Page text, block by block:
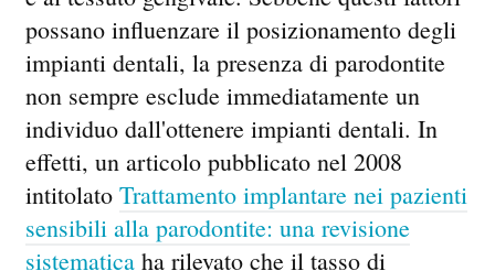
possano influenzare il posizionamento degli
impianti dentali, la presenza di parodontite
non sempre esclude immediatamente un
individuo dall'ottenere impianti dentali. In
effetti, un articolo pubblicato nel 2008
intitolatoTrattamento implantare nei pazienti
sensibili alla parodontite: una revisione
sistematica ha rilevato che il tasso di